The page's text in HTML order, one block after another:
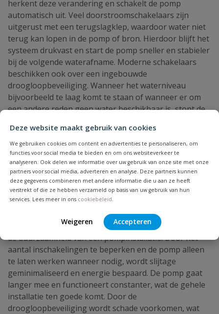
Deze website maakt gebruik van cookies
We gebruiken cookies om content en advertenties te personaliseren, om
functies voor social media te bieden en om ons websiteverkeer te
analyseren. Ook delen we informatie over uw gebruik van onze site met onze
partners voor social media, adverteren en analyse. Deze partners kunnen
deze gegevens combineren met andere informatie die u aan ze heeft
verstrekt of die ze hebben verzameld op basis van uw gebruik van hun
services. Lees meer in ons cookiebeleid
Weigeren Accepteren
herkent deze verandering en schakelt de pomp
automatisch uit. Veel doorstroomschakelaars zijn
uitgerust met een terugslagklep, waardoor water niet
terug kan lopen in de pomp of bron. Hierdoor blijft het
systeem drukvast en start de pomp sneller en stabieler
bij de volgende waterafname. Moderne schakelaars
beschikken ook over een ingebouwde
droogloopbeveiliging. Wanneer het waterniveau
bijvoorbeeld te laag komt te staan of wanneer er om
een andere reden geen water beschikbaar is, stopt de
voorkomen. Het grote voordeel van een
doorstroomschakelaar is dat de gebruiker geen
handmatige bediening meer nodig heeft. Het systeem
regelt zichzelf volledig automatisch en reageert op de
natuurlijke beweging van water. Dit maakt het een
intelligent component dat zonder tussenkomst werkt,
wat ideaal is voor huishoudens, tuinen en
professionele watersystemen.
Een doorstroomschakelaar draagt aanzienlijk bij aan
de duurzaamheid van een pompinstallatie. Door het
aantal inschakelingen te beperken en de pomp alleen
te laten werken wanneer nodig, wordt slijtage
geminimaliseerd en energie bespaard. De pomp gaat
langer mee en functioneert constanter, wat de gehele
installatie ten goede komt. Door de
droogloopbeveiliging wordt schade voorkomen, wat